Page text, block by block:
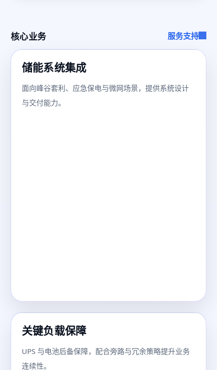
核心业务 服务支持
储能系统集成
面向峰谷套利、应急保电与微网场景，提供系统设计
与交付能力。
关键负载保障
UPS 与电池后备保障，配合旁路与冗余策略提升业务
连续性。